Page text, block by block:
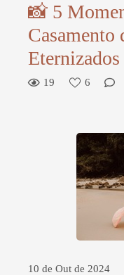
📸 5
Casamento
19 6
10 de Out de 2024